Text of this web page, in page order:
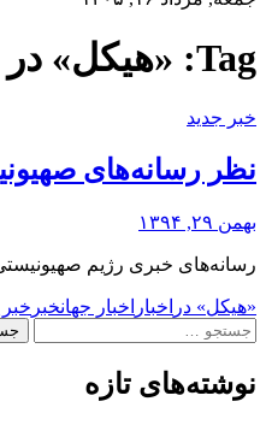
Tag: «هیکل» در
خبر جدید
نظر رسانه‌های
بهمن ۲۹, ۱۳۹۴
رسانه‌های خبری رژیم
«هیکل» در اخبار اخبار جهانخبر
جستجو
نوشته‌های تازه